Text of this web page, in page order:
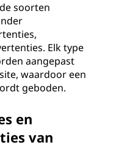
soorten
Elk type
aangepast
waardoor een
geboden.
en
van